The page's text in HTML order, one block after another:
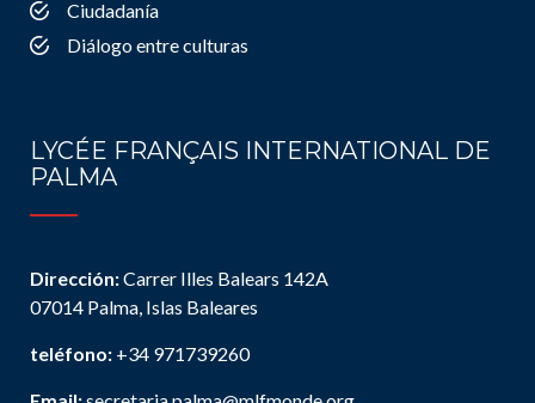
Ciudadanía
Diálogo entre culturas
LYCÉE FRANÇAIS INTERNATIONAL DE
PALMA
Dirección:Carrer Illes Balears 142A
07014 Palma, Islas Baleares
teléfono: +34 971739260